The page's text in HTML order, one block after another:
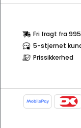
Fri fragt fra 995
5-stjernet
Prissikkerhed